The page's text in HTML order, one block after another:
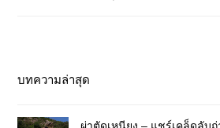
บทความล่าสุด
ผ่าตัดเหนียง – แชร์เคล็ดลับถ่